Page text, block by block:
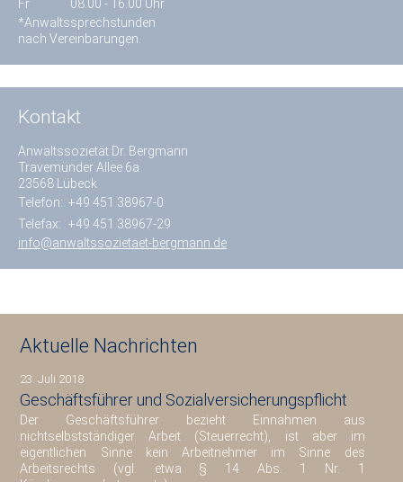
Fr
08.00 - 16.00 Uhr
*Anwaltssprechstunden
nach Vereinbarungen.
Kontakt
Anwaltssozietät Dr. Bergmann
Travemünder Allee 6a
23568 Lübeck
Telefon: +49 451 38967-0
Telefax: +49 451 38967-29
info@anwaltssozietaet-bergmann.de
Aktuelle Nachrichten
23. Juli 2018
Geschäftsführer und Sozialversicherungspflicht
Der Geschäftsführer bezieht Einnahmen aus
nichtselbstständiger Arbeit (Steuerrecht), ist aber im
eigentlichen Sinne kein Arbeitnehmer im Sinne des
Arbeitsrechts (vgl. etwa § 14 Abs. 1 Nr. 1